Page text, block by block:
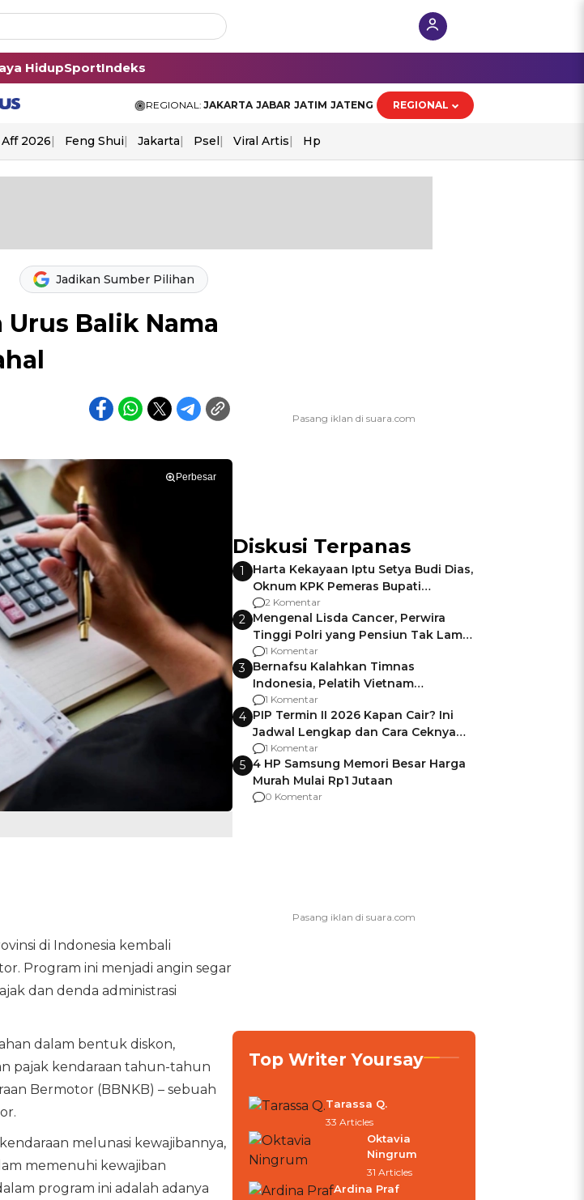
HidupSportIndeks
REGIONAL: JAKARTA JABAR JATIM JATENG REGIONAL
2026 Feng Shui Jakarta Psel Viral Artis Hp
Jadikan Sumber Pilihan
Balik Nama
Perbesar
di Indonesia kembali
Program ini menjadi angin segar
dan denda administrasi
dalam bentuk diskon,
pajak kendaraan tahun-tahun
Bermotor (BBNKB) – sebuah
melunasi kewajibannya,
memenuhi kewajiban
program ini adalah adanya
Diskusi Terpanas
1
Harta Kekayaan Iptu Setya Budi Dias,
Oknum KPK Pemeras Bupati
Pemalang
2 Komentar
2 Mengenal Lisda Cancer, Perwira
Tinggi Polri yang Pensiun Tak Lama
Usai Jadi Brigjen
1 Komentar
3 Bernafsu Kalahkan Timnas
Indonesia, Pelatih Vietnam
Berencana Pakai Jimat di Pakansari
1 Komentar
4 PIP Termin II 2026 Kapan Cair? Ini
Jadwal Lengkap dan Cara Ceknya
agar Dana Tidak Hangus!
1 Komentar
5 4 HP Samsung Memori Besar Harga
Murah Mulai Rp1 Jutaan
0 Komentar
Top Writer Yoursay
Tarassa Q.
33 Articles
Oktavia
Ningrum
31 Articles
Ardina Praf